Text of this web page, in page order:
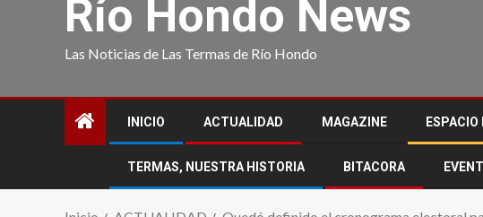
Río Hondo News
Las Noticias de Las Termas de Río Hondo
INICIO ACTUALIDAD MAGAZINE
TERMAS, NUESTRA HISTORIA BITACORA